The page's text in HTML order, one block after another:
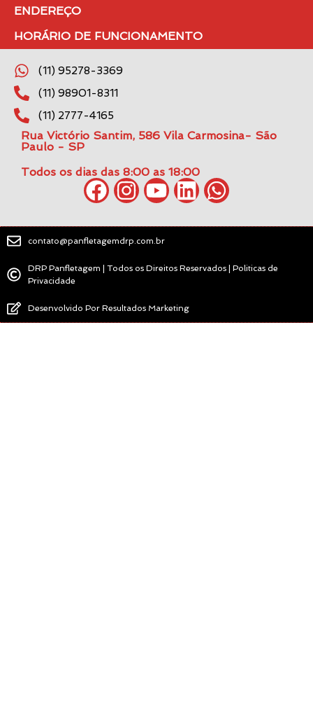
ENDEREÇO
HORÁRIO DE FUNCIONAMENTO
(11) 95278-3369
(11) 98901-8311
(11) 2777-4165
Rua Victório Santim, 586 Vila Carmosina- São
Paulo - SP
Todos os dias das 8:00 as 18:00
contato@panfletagemdrp.com.br
DRP Panfletagem | Todos os Direitos Reservados | Politicas de
Privacidade
Desenvolvido Por Resultados Marketing